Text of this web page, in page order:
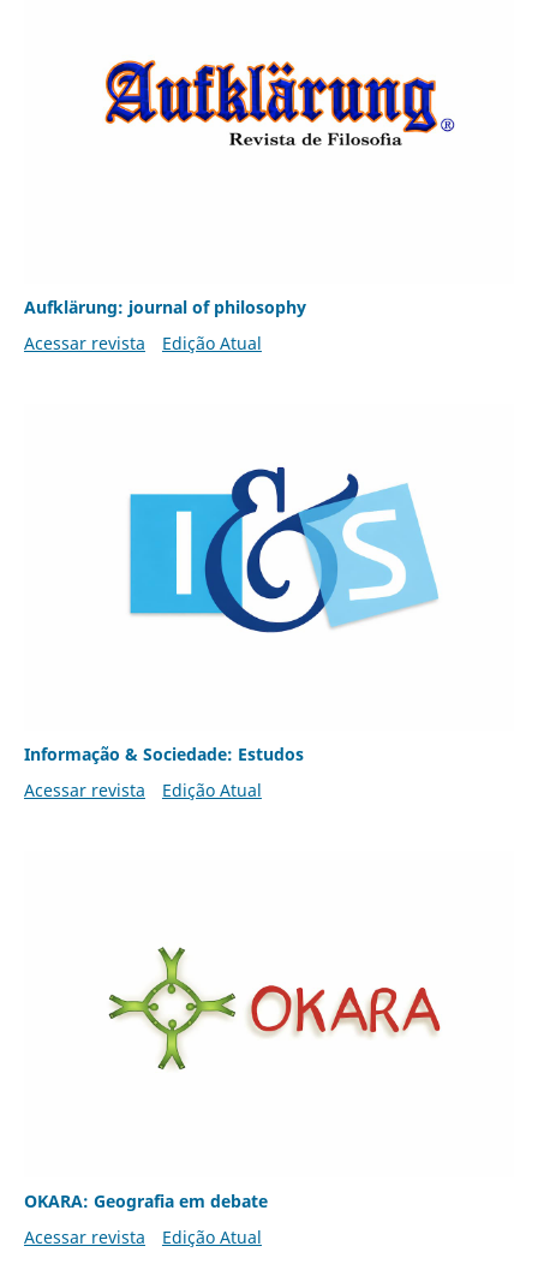
Aufklärung: journal of philosophy
Acessar revista
Edição Atual
Informação & Sociedade: Estudos
Acessar revista
Edição Atual
OKARA: Geografia em debate
Acessar revista
Edição Atual